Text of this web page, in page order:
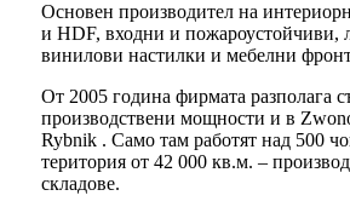
Основен производител на
и HDF, входни и пожароустойчиви,
винилови настилки и мебелни
От 2005 година фирмата разполага
производствени мощности и в
Rybnik . Само там работят над 500
територия от 42 000 кв.м. –
складове.